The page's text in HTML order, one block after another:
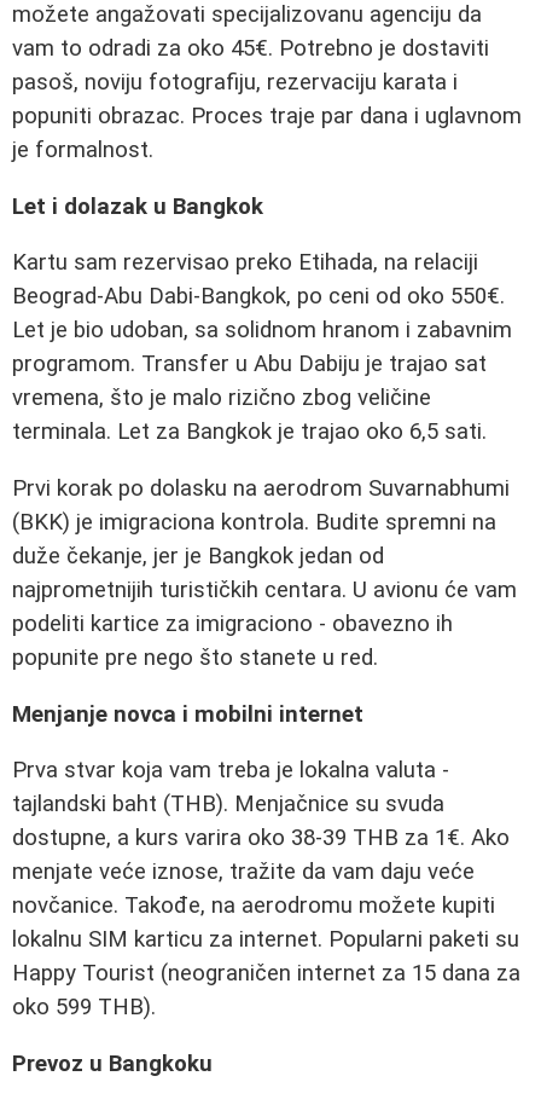
možete angažovati specijalizovanu agenciju da
vam to odradi za oko 45€. Potrebno je dostaviti
pasoš, noviju fotografiju, rezervaciju karata i
popuniti obrazac. Proces traje par dana i uglavnom
je formalnost.
Let i dolazak u Bangkok
Kartu sam rezervisao preko Etihada, na relaciji
Beograd-Abu Dabi-Bangkok, po ceni od oko 550€.
Let je bio udoban, sa solidnom hranom i zabavnim
programom. Transfer u Abu Dabiju je trajao sat
vremena, što je malo rizično zbog veličine
terminala. Let za Bangkok je trajao oko 6,5 sati.
Prvi korak po dolasku na aerodrom Suvarnabhumi
(BKK) je imigraciona kontrola. Budite spremni na
duže čekanje, jer je Bangkok jedan od
najprometnijih turističkih centara. U avionu će vam
podeliti kartice za imigraciono - obavezno ih
popunite pre nego što stanete u red.
Menjanje novca i mobilni internet
Prva stvar koja vam treba je lokalna valuta -
tajlandski baht (THB). Menjačnice su svuda
dostupne, a kurs varira oko 38-39 THB za 1€. Ako
menjate veće iznose, tražite da vam daju veće
novčanice. Takođe, na aerodromu možete kupiti
lokalnu SIM karticu za internet. Popularni paketi su
Happy Tourist (neograničen internet za 15 dana za
oko 599 THB).
Prevoz u Bangkoku